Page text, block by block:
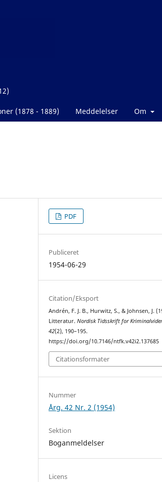
(1878 - 1889) Meddelelser Om
PDF
Publiceret
1954-06-29
Citation/Eksport
Andrén, F. J. B., Hurwitz, S., & Johnsen, J.
Litteratur.Nordisk Tidsskrift for
42(2), 190–195.
https://doi.org/10.7146/ntfk.v42i2.137685
Citationsformater
Nummer
Årg. 42 Nr. 2 (1954)
Sektion
Boganmeldelser
Licens